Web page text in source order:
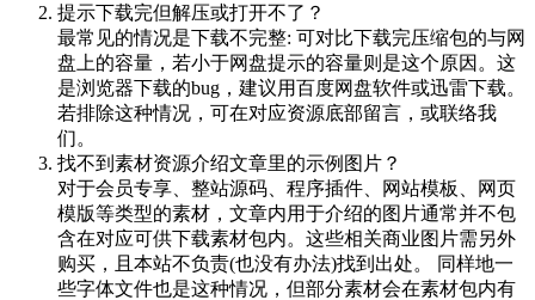
提示下载完但解压或打开不了？
最常见的情况是下载不完整: 可对比下载完压缩包的与网
盘上的容量，若小于网盘提示的容量则是这个原因。这
是浏览器下载的bug，建议用百度网盘软件或迅雷下载。
若排除这种情况，可在对应资源底部留言，或联络我
们。
找不到素材资源介绍文章里的示例图片？
对于会员专享、整站源码、程序插件、网站模板、网页
模版等类型的素材，文章内用于介绍的图片通常并不包
含在对应可供下载素材包内。这些相关商业图片需另外
购买，且本站不负责(也没有办法)找到出处。 同样地一
些字体文件也是这种情况，但部分素材会在素材包内有